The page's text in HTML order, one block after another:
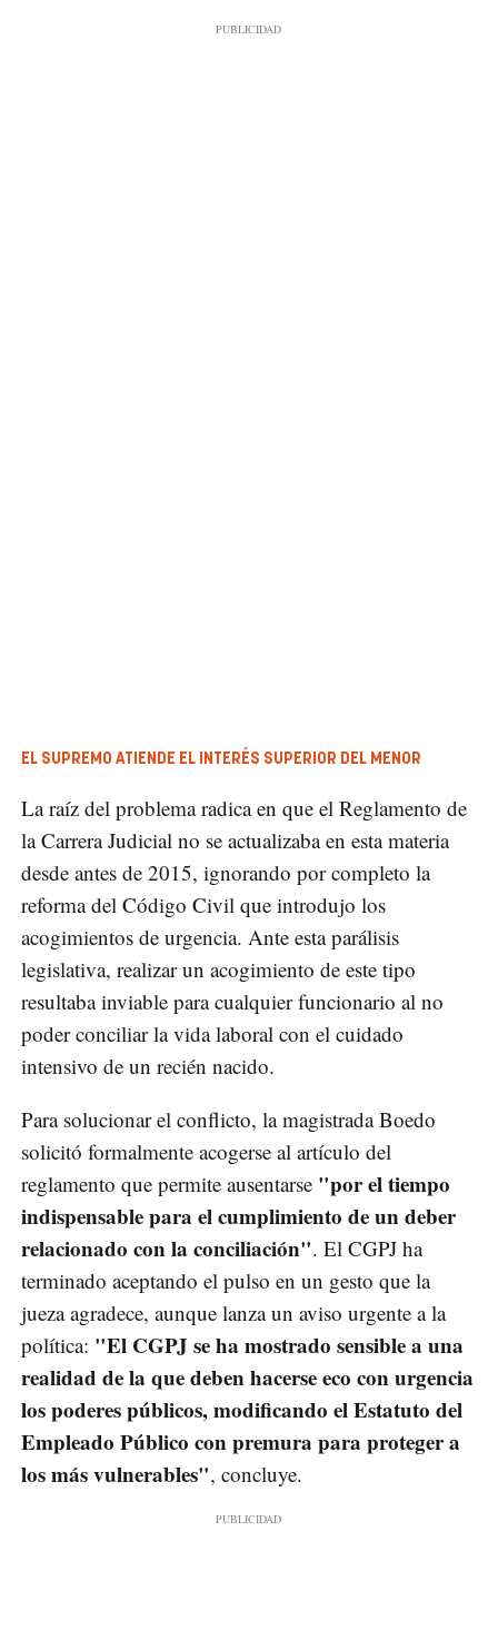
EL SUPREMO ATIENDE EL INTERÉS SUPERIOR DEL MENOR
La raíz del problema radica en que el Reglamento de
la Carrera Judicial no se actualizaba en esta materia
desde antes de 2015, ignorando por completo la
reforma del Código Civil que introdujo los
acogimientos de urgencia. Ante esta parálisis
legislativa, realizar un acogimiento de este tipo
resultaba inviable para cualquier funcionario al no
poder conciliar la vida laboral con el cuidado
intensivo de un recién nacido.
Para solucionar el conflicto, la magistrada Boedo
solicitó formalmente acogerse al artículo del
reglamento que permite ausentarse "por el tiempo
indispensable para el cumplimiento de un deber
relacionado con la conciliación". El CGPJ ha
terminado aceptando el pulso en un gesto que la
jueza agradece, aunque lanza un aviso urgente a la
política: "El CGPJ se ha mostrado sensible a una
realidad de la que deben hacerse eco con urgencia
los poderes públicos, modificando el Estatuto del
Empleado Público con premura para proteger a
los más vulnerables", concluye.